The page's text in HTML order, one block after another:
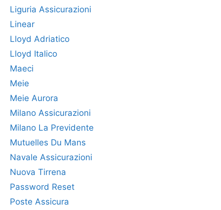
Liguria Assicurazioni
Linear
Lloyd Adriatico
Lloyd Italico
Maeci
Meie
Meie Aurora
Milano Assicurazioni
Milano La Previdente
Mutuelles Du Mans
Navale Assicurazioni
Nuova Tirrena
Password Reset
Poste Assicura